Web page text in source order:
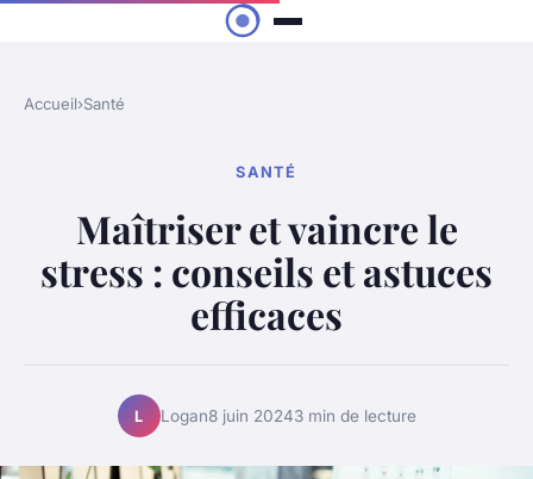
Accueil›Santé
SANTÉ
Maîtriser et vaincre le
stress : conseils et astuces
efficaces
L Logan8 juin 20243 min de lecture